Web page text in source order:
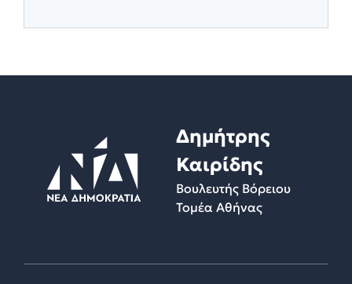
Δημήτρης
Καιρίδης
Βουλευτής Βόρειου
Τομέα Αθήνας